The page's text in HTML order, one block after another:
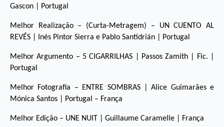
Gascon | Portugal
Melhor Realização – (Curta-Metragem) – UN CUENTO AL
REVÉS | Inés Pintor Sierra e Pablo Santidrián | Portugal
Melhor Argumento – 5 CIGARRILHAS | Passos Zamith | Fic. |
Portugal
Melhor Fotografia – ENTRE SOMBRAS | Alice Guimarães e
Mónica Santos | Portugal – França
Melhor Edição – UNE NUIT | Guillaume Caramelle | França